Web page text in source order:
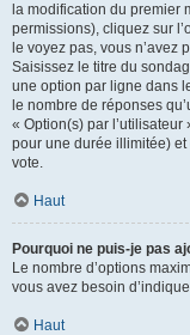
la modification du premier
permissions), cliquez sur
le voyez pas, vous
Saisissez le titre du
une option par ligne dans
le nombre de réponses
« Option(s) par
pour une durée illimitée)
vote.
Haut
Pourquoi ne puis-je pas
Le nombre d’options
vous avez besoin
Haut